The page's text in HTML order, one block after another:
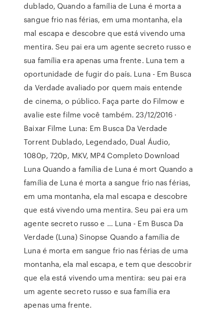
dublado, Quando a família de Luna é morta a
sangue frio nas férias, em uma montanha, ela
mal escapa e descobre que está vivendo uma
mentira. Seu pai era um agente secreto russo e
sua família era apenas uma frente. Luna tem a
oportunidade de fugir do país. Luna - Em Busca
da Verdade avaliado por quem mais entende
de cinema, o público. Faça parte do Filmow e
avalie este filme você também. 23/12/2016 ·
Baixar Filme Luna: Em Busca Da Verdade
Torrent Dublado, Legendado, Dual Áudio,
1080p, 720p, MKV, MP4 Completo Download
Luna Quando a família de Luna é mort Quando a
família de Luna é morta a sangue frio nas férias,
em uma montanha, ela mal escapa e descobre
que está vivendo uma mentira. Seu pai era um
agente secreto russo e … Luna - Em Busca Da
Verdade (Luna) Sinopse Quando a família de
Luna é morta em sangue frio nas férias de uma
montanha, ela mal escapa, e tem que descobrir
que ela está vivendo uma mentira: seu pai era
um agente secreto russo e sua família era
apenas uma frente.